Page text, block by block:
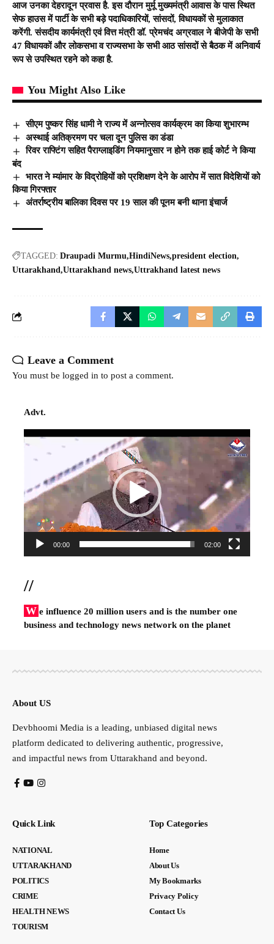
आज उनका देहरादून प्रवास है. इस दौरान मुर्मू मुख्यमंत्री आवास के पास स्थित
सेफ हाउस में पार्टी के सभी बड़े पदाधिकारियों, सांसदों, विधायकों से मुलाकात
करेंगी. संसदीय कार्यमंत्री एवं वित्त मंत्री डॉ. प्रेमचंद अग्रवाल ने बीजेपी के सभी
47 विधायकों और लोकसभा व राज्यसभा के सभी आठ सांसदों से बैठक में अनिवार्य
रूप से उपस्थित रहने को कहा है.
You Might Also Like
सीएम पुष्कर सिंह धामी ने राज्य में अन्नोत्सव कार्यक्रम का किया शुभारम्भ
अस्थाई अतिक्रमण पर चला दून पुलिस का डंडा
रिवर राफ्टिंग सहित पैराग्लाइडिंग नियमानुसार न होने तक हाई कोर्ट ने किया
बंद
भारत ने म्यांमार के विद्रोहियों को प्रशिक्षण देने के आरोप में सात विदेशियों को
किया गिरफ्तार
अंतर्राष्ट्रीय बालिका दिवस पर 19 साल की पूनम बनी थाना इंचार्ज
TAGGED: Draupadi Murmu HindiNews president election
Uttarakhand Uttarakhand news Uttrakhand latest news
Leave a Comment
You must be logged in to post a comment.
Advt.
Video
00:00 02:00
//
W e influence 20 million users and is the number one
business and technology news network on the planet
About US
Devbhoomi Media is a leading, unbiased digital news
platform dedicated to delivering authentic, progressive,
and impactful news from Uttarakhand and beyond.
Quick Link
NATIONAL
UTTARAKHAND
POLITICS
CRIME
HEALTH NEWS
TOURISM
Top Categories
Home
About Us
My Bookmarks
Privacy Policy
Contact Us